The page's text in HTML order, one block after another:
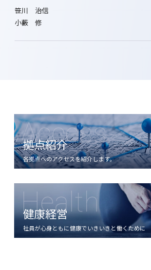
笹川 治信
小藪 修
Access
拠点紹介
各拠点へのアクセスを紹介します。
Health
健康経営
社員が心身ともに健康でいきいきと働くために